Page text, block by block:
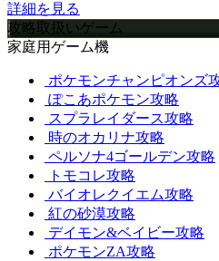
詳細を見る
攻略取扱いゲーム
家庭用ゲーム機
ポケモンチャンピオンズ
ぽこあポケモン攻略
スプラレイダース攻略
時のオカリナ攻略
ペルソナ4ゴールデン攻略
トモコレ攻略
バイオレクイエム攻略
紅の砂漠攻略
デイモン&ベイビー攻略
ポケモンZA攻略